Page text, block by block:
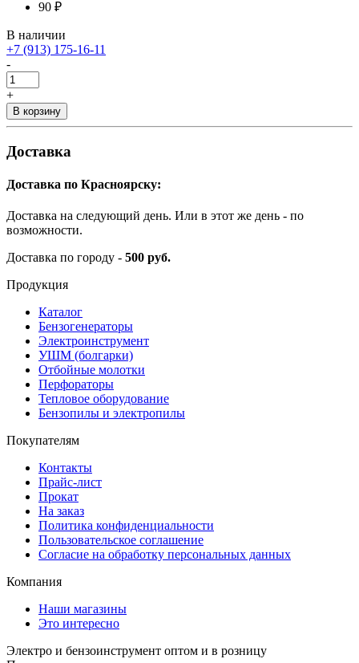
90 ₽
В наличии
+7 (913) 175-16-11
-
+
В корзину
Доставка
Доставка по Красноярску:
Доставка на следующий день. Или в этот же день - по
возможности.
Доставка по городу - 500 руб.
Продукция
Каталог
Бензогенераторы
Электроинструмент
УШМ (болгарки)
Отбойные молотки
Перфораторы
Тепловое оборудование
Бензопилы и электропилы
Покупателям
Контакты
Прайс-лист
Прокат
На заказ
Политика конфиденциальности
Пользовательское соглашение
Согласие на обработку персональных данных
Компания
Наши магазины
Это интересно
Электро и бензоинструмент оптом и в розницу